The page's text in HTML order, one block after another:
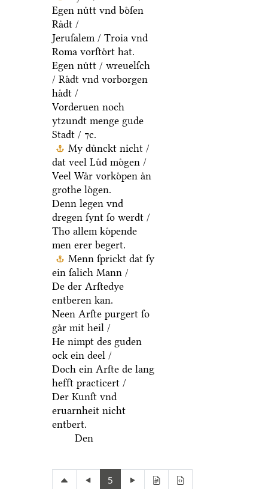
Egen nuͤtt vnd boͤſen
Raͤdt /
Jeruſalem / Troia vnd
Roma vorſtoͤrt hat.
Egen nuͤtt / wreuelſch
/ Raͤdt vnd vorborgen
haͤdt /
Vorderuen noch
ytzundt menge gude
Stadt / ⁊c.
My duͤnckt nicht /
dat veel Luͤd moͤgen /
Veel Waͤr vorkoͤpen aͤn
grothe loͤgen.
Denn legen vnd
dregen ſynt ſo werdt /
Tho allem koͤpende
men erer begert.
Menn ſprickt dat ſy
ein ſalich Mann /
De der Arſtedye
entberen kan.
Neen Arſte purgert ſo
gaͤr mit heil /
He nimpt des guden
ock ein deel /
Doch ein Arſte de lang
hefft practicert /
Der Kunſt vnd
eruarnheit nicht
entbert.
Den
5